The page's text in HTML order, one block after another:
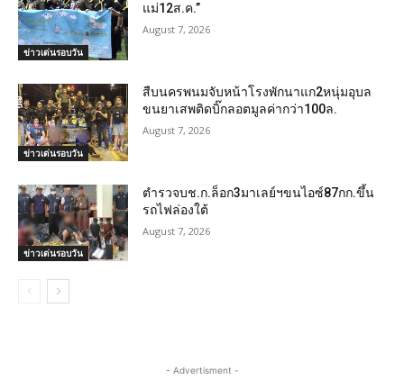
ข่าวเด่นรอบวัน
แม่12ส.ค.”
August 7, 2026
ข่าวเด่นรอบวัน
สืบนครพนมจับหน้าโรงพักนาแก2หนุ่มอุบล
ขนยาเสพติดบิ๊กลอตมูลค่ากว่า100ล.
August 7, 2026
ข่าวเด่นรอบวัน
ตำรวจบช.ก.ล็อก3มาเลย์ฯขนไอซ์87กก.ขึ้น
รถไฟล่องใต้
August 7, 2026
- Advertisment -